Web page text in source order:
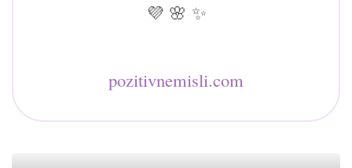
💜 🌸 ✨
pozitivnemisli.com